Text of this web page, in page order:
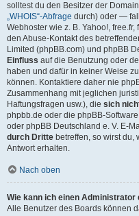
solltest du den Besitzer der
„WHOIS“-Abfrage durch) oder —
Webhoster wie z. B. Yahoo!,
den Abuse-Kontakt des
Limited (phpBB.com) und phpBB
Einfluss auf die Benutzung oder
haben und dafür in keiner Weise
können. Kontaktiere daher nie
Zusammenhang mit jeglichen
Haftungsfragen usw.), die sich
phpbb.de oder die phpBB-
oder phpBB Deutschland e. V. E-
durch Dritte betreffen, so wirst du,
Antwort erhalten.
Nach oben
Wie kann ich einen
Alle Benutzer des Boards können